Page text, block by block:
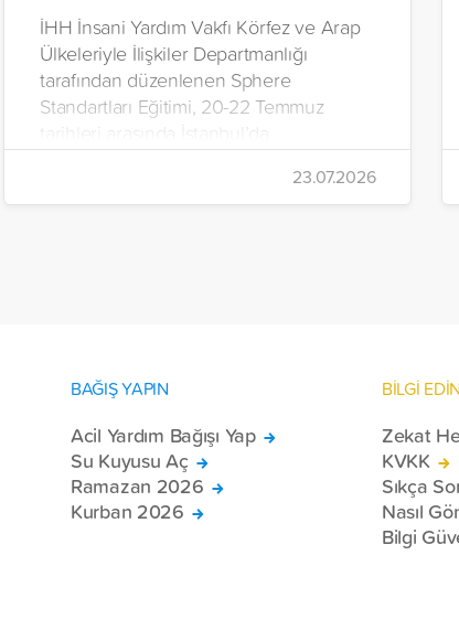
İHH İnsani Yardım Vakfı Körfez ve Arap
Ülkeleriyle İlişkiler Departmanlığı
tarafından düzenlenen Sphere
Standartları Eğitimi, 20-22 Temmuz
gerçekleştirildi.
23.07.2026
BAĞIŞ YAPIN
Acil Yardım Bağışı Yap
Su Kuyusu Aç
Ramazan 2026
Kurban 2026
BİLGİ
Zekat
KVKK
Sıkça
Nasıl
Bilgi